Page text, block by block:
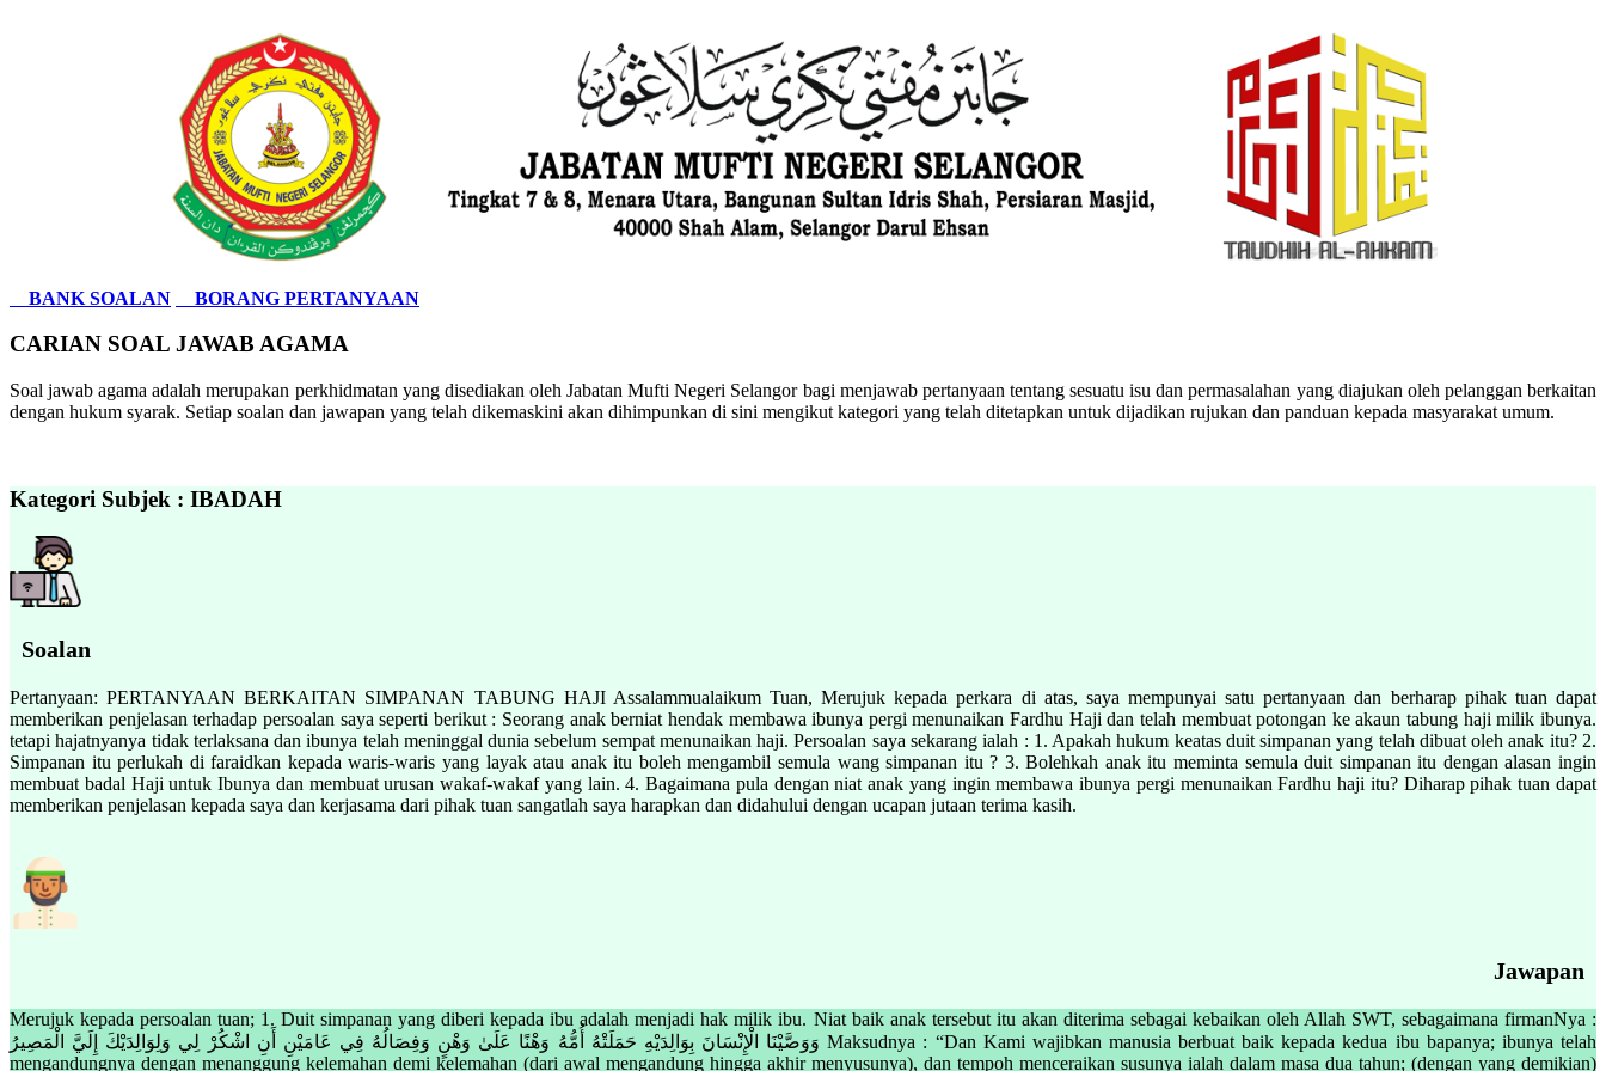
BANK SOALAN BORANG PERTANYAAN
CARIAN SOAL JAWAB AGAMA
Soal jawab agama adalah merupakan perkhidmatan yang disediakan oleh Jabatan Mufti Negeri Selangor bagi menjawab pertanyaan tentang sesuatu isu dan permasalahan yang diajukan oleh pelanggan berkaitan
dengan hukum syarak. Setiap soalan dan jawapan yang telah dikemaskini akan dihimpunkan di sini mengikut kategori yang telah ditetapkan untuk dijadikan rujukan dan panduan kepada masyarakat umum.
Kategori Subjek : IBADAH
Soalan
Pertanyaan: PERTANYAAN BERKAITAN SIMPANAN TABUNG HAJI Assalammualaikum Tuan, Merujuk kepada perkara di atas, saya mempunyai satu pertanyaan dan berharap pihak tuan dapat
memberikan penjelasan terhadap persoalan saya seperti berikut : Seorang anak berniat hendak membawa ibunya pergi menunaikan Fardhu Haji dan telah membuat potongan ke akaun tabung haji milik ibunya.
tetapi hajatnyanya tidak terlaksana dan ibunya telah meninggal dunia sebelum sempat menunaikan haji. Persoalan saya sekarang ialah : 1. Apakah hukum keatas duit simpanan yang telah dibuat oleh anak itu? 2.
Simpanan itu perlukah di faraidkan kepada waris-waris yang layak atau anak itu boleh mengambil semula wang simpanan itu ? 3. Bolehkah anak itu meminta semula duit simpanan itu dengan alasan ingin
membuat badal Haji untuk Ibunya dan membuat urusan wakaf-wakaf yang lain. 4. Bagaimana pula dengan niat anak yang ingin membawa ibunya pergi menunaikan Fardhu haji itu? Diharap pihak tuan dapat
memberikan penjelasan kepada saya dan kerjasama dari pihak tuan sangatlah saya harapkan dan didahului dengan ucapan jutaan terima kasih.
Jawapan
Merujuk kepada persoalan tuan; 1. Duit simpanan yang diberi kepada ibu adalah menjadi hak milik ibu. Niat baik anak tersebut itu akan diterima sebagai kebaikan oleh Allah SWT, sebagaimana firmanNya :
وَوَصَّيْنَا الْإِنْسَانَ بِوَالِدَيْهِ حَمَلَتْهُ أُمُّهُ وَهْنًا عَلَىٰ وَهْنٍ وَفِصَالُهُ فِي عَامَيْنِ أَنِ اشْكُرْ لِي وَلِوَالِدَيْكَ إِلَيَّ الْمَصِيرُ Maksudnya : “Dan Kami wajibkan manusia berbuat baik kepada kedua ibu bapanya; ibunya telah
mengandungnya dengan menanggung kelemahan demi kelemahan (dari awal mengandung hingga akhir menyusunya), dan tempoh menceraikan susunya ialah dalam masa dua tahun; (dengan yang demikian)